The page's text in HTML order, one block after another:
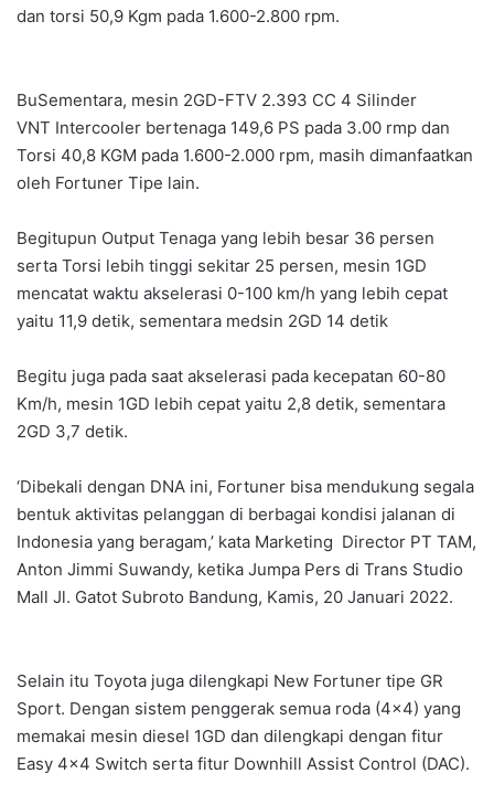
dan torsi 50,9 Kgm pada 1.600-2.800 rpm.
BuSementara, mesin 2GD-FTV 2.393 CC 4 Silinder
VNT Intercooler bertenaga 149,6 PS pada 3.00 rmp dan
Torsi 40,8 KGM pada 1.600-2.000 rpm, masih dimanfaatkan
oleh Fortuner Tipe lain.
Begitupun Output Tenaga yang lebih besar 36 persen
serta Torsi lebih tinggi sekitar 25 persen, mesin 1GD
mencatat waktu akselerasi 0-100 km/h yang lebih cepat
yaitu 11,9 detik, sementara medsin 2GD 14 detik
Begitu juga pada saat akselerasi pada kecepatan 60-80
Km/h, mesin 1GD lebih cepat yaitu 2,8 detik, sementara
2GD 3,7 detik.
‘Dibekali dengan DNA ini, Fortuner bisa mendukung segala
bentuk aktivitas pelanggan di berbagai kondisi jalanan di
Indonesia yang beragam,’ kata Marketing Director PT TAM,
Anton Jimmi Suwandy, ketika Jumpa Pers di Trans Studio
Mall Jl. Gatot Subroto Bandung, Kamis, 20 Januari 2022.
Selain itu Toyota juga dilengkapi New Fortuner tipe GR
Sport. Dengan sistem penggerak semua roda (4×4) yang
memakai mesin diesel 1GD dan dilengkapi dengan fitur
Easy 4×4 Switch serta fitur Downhill Assist Control (DAC).